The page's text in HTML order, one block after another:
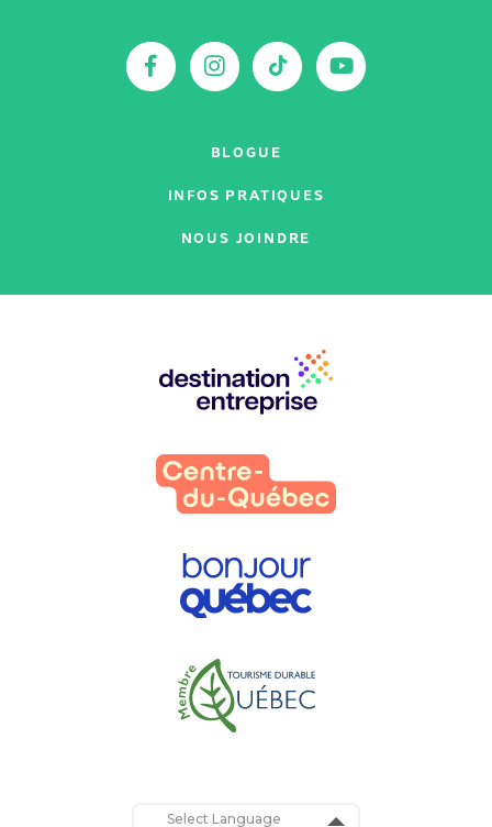
Facebook
Instagram
TikTok
BLOGUE
INFOS PRATIQUES
NOUS JOINDRE
partenaires
: